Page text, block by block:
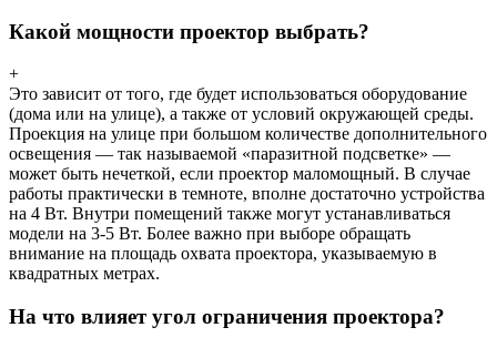
Какой мощности проектор выбрать?
+
Это зависит от того, где будет использоваться оборудование
(дома или на улице), а также от условий окружающей среды.
Проекция на улице при большом количестве дополнительного
освещения — так называемой «паразитной подсветке» —
может быть нечеткой, если проектор маломощный. В случае
работы практически в темноте, вполне достаточно устройства
на 4 Вт. Внутри помещений также могут устанавливаться
модели на 3-5 Вт. Более важно при выборе обращать
внимание на площадь охвата проектора, указываемую в
квадратных метрах.
На что влияет угол ограничения проектора?